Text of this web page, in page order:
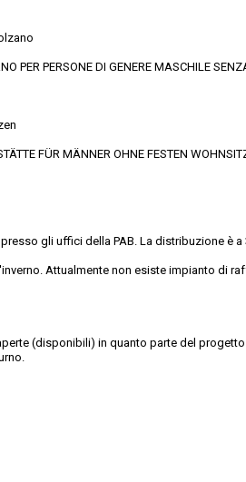
PER PERSONE DI GENERE MASCHILE
FÜR MÄNNER OHNE FESTEN
gli uffici della PAB. La distribuzione è a
Attualmente non esiste impianto di
(disponibili) in quanto parte del